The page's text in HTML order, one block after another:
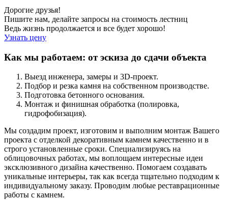
Дорогие друзья!
Пишите нам, делайте запросы на стоимость лестниц
Ведь жизнь продолжается и все будет хорошо!
Узнать цену
Как мы работаем: от эскиза до сдачи объекта
Выезд инженера, замеры и 3D-проект.
Подбор и резка камня на собственном производстве.
Подготовка бетонного основания.
Монтаж и финишная обработка (полировка,
гидрофобизация).
Мы создадим проект, изготовим и выполним монтаж Вашего
проекта с отделкой декоративным камнем качественно и в
строго установленные сроки. Специализируясь на
облицовочных работах, мы воплощаем интересные идеи
эксклюзивного дизайна качественно. Помогаем создавать
уникальные интерьеры, так как всегда тщательно подходим к
индивидуальному заказу. Проводим любые реставрационные
работы с камнем.